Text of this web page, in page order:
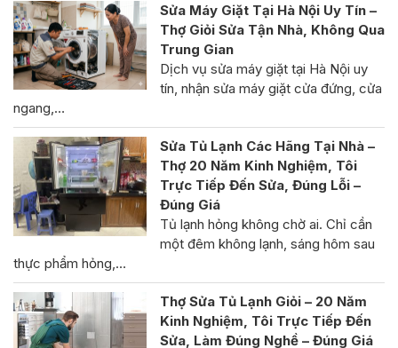
Sửa Máy Giặt Tại Hà Nội Uy Tín –
Thợ Giỏi Sửa Tận Nhà, Không Qua
Trung Gian
Dịch vụ sửa máy giặt tại Hà Nội uy
tín, nhận sửa máy giặt cửa đứng, cửa
ngang,…
Sửa Tủ Lạnh Các Hãng Tại Nhà –
Thợ 20 Năm Kinh Nghiệm, Tôi
Trực Tiếp Đến Sửa, Đúng Lỗi –
Đúng Giá
Tủ lạnh hỏng không chờ ai. Chỉ cần
một đêm không lạnh, sáng hôm sau
thực phẩm hỏng,…
Thợ Sửa Tủ Lạnh Giỏi – 20 Năm
Kinh Nghiệm, Tôi Trực Tiếp Đến
Sửa, Làm Đúng Nghề – Đúng Giá